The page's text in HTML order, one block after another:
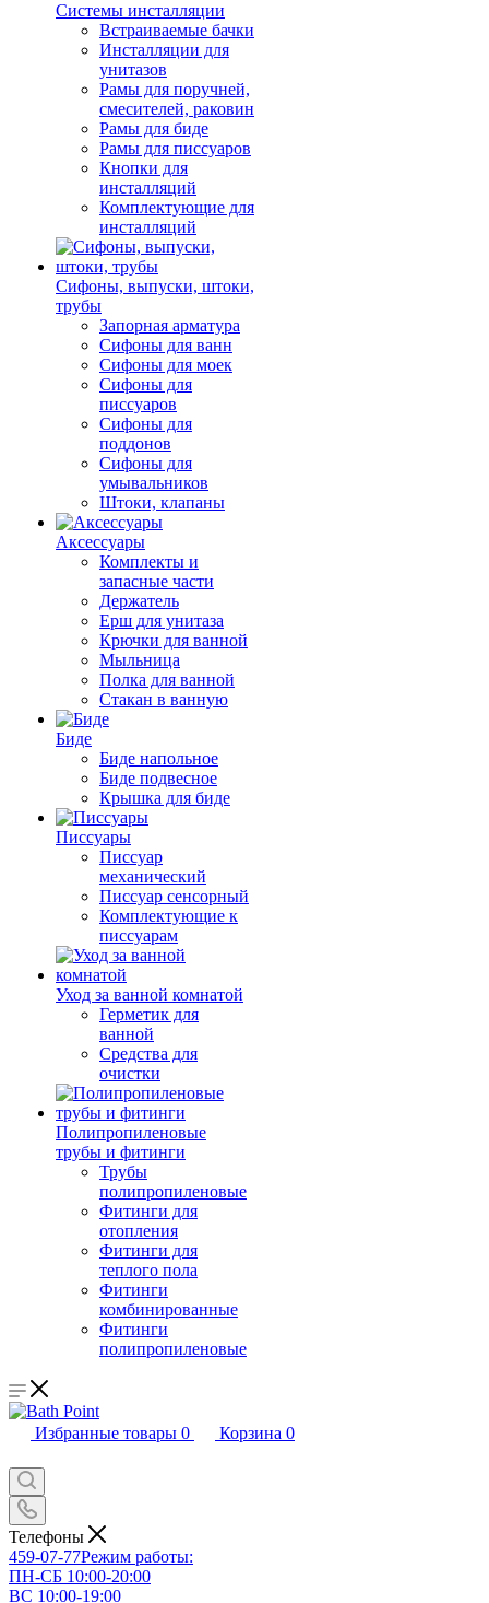
Системы инсталляции
Встраиваемые бачки
Инсталляции для
унитазов
Рамы для поручней,
смесителей, раковин
Рамы для биде
Рамы для писсуаров
Кнопки для
инсталляций
Комплектующие для
инсталляций
Сифоны, выпуски, штоки,
трубы
Запорная арматура
Сифоны для ванн
Сифоны для моек
Сифоны для
писсуаров
Сифоны для
поддонов
Сифоны для
умывальников
Штоки, клапаны
Аксессуары
Комплекты и
запасные части
Держатель
Ерш для унитаза
Крючки для ванной
Мыльница
Полка для ванной
Стакан в ванную
Биде
Биде напольное
Биде подвесное
Крышка для биде
Писсуары
Писсуар
механический
Писсуар сенсорный
Комплектующие к
писсуарам
Уход за ванной комнатой
Герметик для
ванной
Средства для
очистки
Полипропиленовые
трубы и фитинги
Трубы
полипропиленовые
Фитинги для
отопления
Фитинги для
теплого пола
Фитинги
комбинированные
Фитинги
полипропиленовые
Избранные товары 0 Корзина 0
Телефоны
459-07-77Режим работы:
ПН-СБ 10:00-20:00
ВС 10:00-19:00